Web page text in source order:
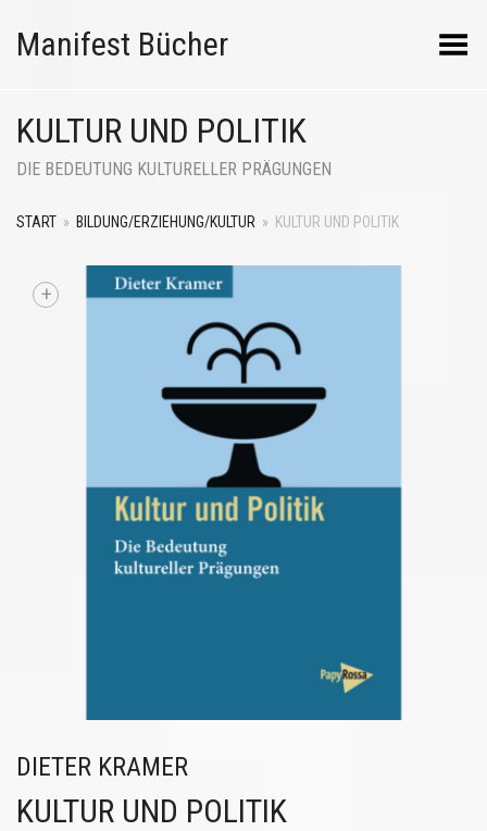
Manifest Bücher Menü umschalten
KULTUR UND POLITIK
DIE BEDEUTUNG KULTURELLER PRÄGUNGEN
START » BILDUNG/ERZIEHUNG/KULTUR » KULTUR UND POLITIK
+
DIETER KRAMER
KULTUR UND POLITIK